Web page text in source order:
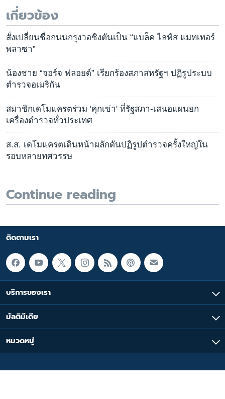
เกี่ยวข้อง
สั่งเปลี่ยนชื่อถนนกรุงวอชิงตันเป็น “แบล็ค ไลฟ์ส แมทเทอร์
พลาซา”
น้องชาย “จอร์จ ฟลอยด์” เรียกร้องสภาสหรัฐฯ ปฏิรูประบบ
ตำรวจอเมริกัน
สมาชิกเดโมแครตร่วม 'คุกเข่า' ที่รัฐสภา-เสนอแผนยก
เครื่องตำรวจทั่วประเทศ
ส.ส. เดโมแครตเดินหน้าผลักดันปฏิรูปตำรวจครั้งใหญ่ใน
รอบหลายทศวรรษ
Continue reading
ติดตามเรา
บริการของเรา
มัลติมีเดีย
หมวดหมู่